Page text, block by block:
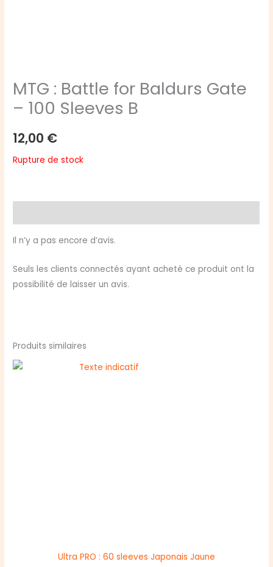
MTG : Battle for Baldurs Gate
– 100 Sleeves B
12,00 €
Rupture de stock
Il n’y a pas encore d’avis.
Seuls les clients connectés ayant acheté ce produit ont la
possibilité de laisser un avis.
Produits similaires
Ultra PRO : 60 sleeves Japonais Jaune